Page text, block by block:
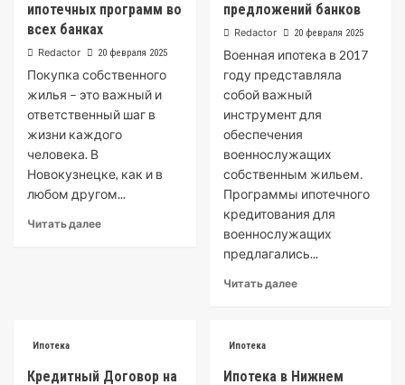
ипотечных программ во
всех банках
Redactor 20 февраля 2025
Покупка собственного
жилья – это важный и
ответственный шаг в
жизни каждого
человека. В
Новокузнецке, как и в
любом другом...
Читать далее
предложений банков
Redactor 20 февраля 2025
Военная ипотека в 2017
году представляла
собой важный
инструмент для
обеспечения
военнослужащих
собственным жильем․
Программы ипотечного
кредитования для
военнослужащих
предлагались...
Читать далее
Ипотека
Кредитный Договор на
Ипотека
Ипотека в Нижнем